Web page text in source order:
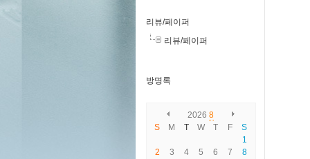
리뷰/페이퍼
리뷰/페이퍼
방명록
2026 8
S
M T W T F
S
1
2
3 4 5 6 7 8